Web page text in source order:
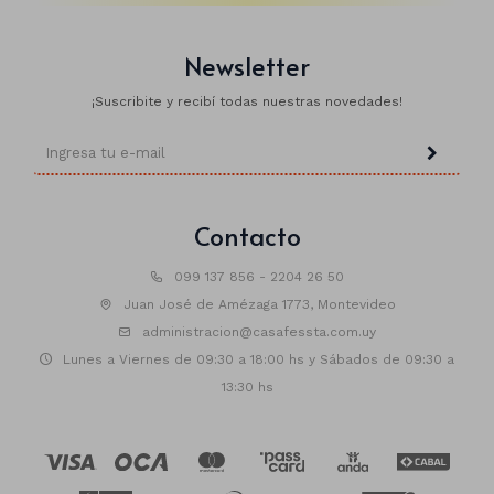
Contacto
099 137 856 - 2204 26 50
Juan José de Amézaga 1773, Montevideo
administracion@casafessta.com.uy
Lunes a Viernes de 09:30 a 18:00 hs y Sábados de 09:30 a
13:30 hs
Newsletter
¡Suscribite y recibí todas nuestras novedades!